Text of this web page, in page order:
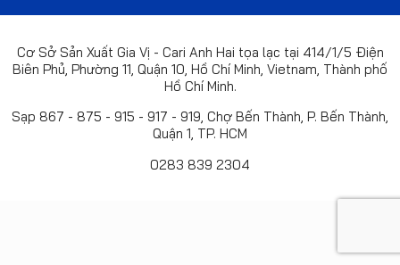
Cơ Sở Sản Xuất Gia Vị - Cari Anh Hai tọa lạc tại 414/1/5 Điện
Biên Phủ, Phường 11, Quận 10, Hồ Chí Minh, Vietnam, Thành phố
Hồ Chí Minh.
Sạp 867 - 875 - 915 - 917 - 919, Chợ Bến Thành, P. Bến Thành,
Quận 1, TP. HCM
0283 839 2304